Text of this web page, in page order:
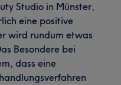
Studio in Münster,
eine positive
wird rundum etwas
Besondere bei
dass eine